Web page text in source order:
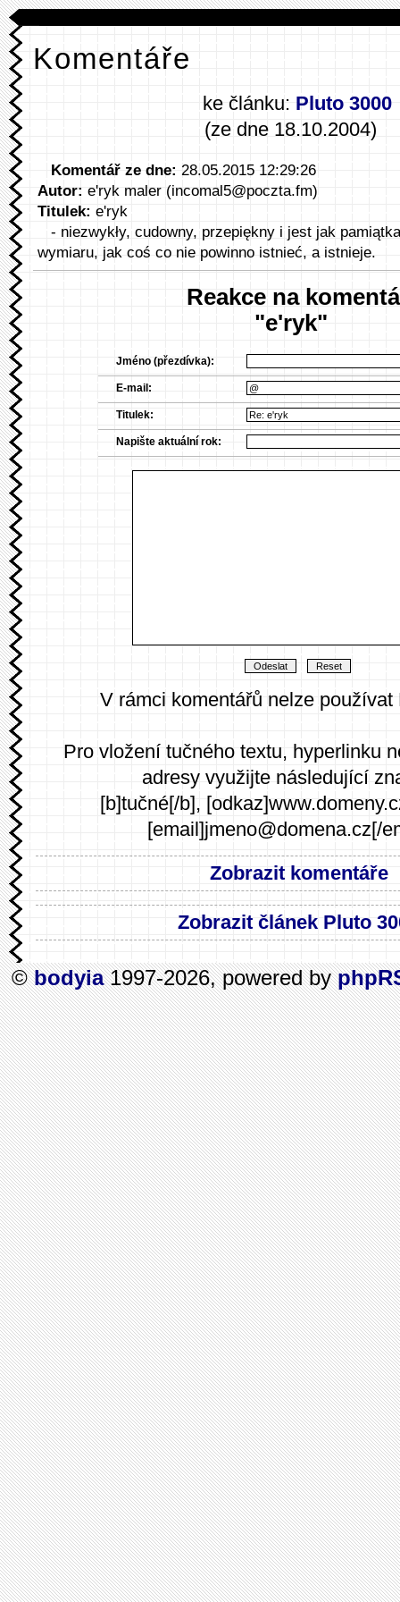
Komentáře
ke článku: Pluto 3000
(ze dne 18.10.2004)
Komentář ze dne: 28.05.2015 12:29:26
Autor: e'ryk maler (incomal5@poczta.fm)
Titulek: e'ryk
- niezwykły, cudowny, przepiękny i jest jak
wymiaru, jak coś co nie powinno istnieć, a istnieje.
Reakce na
"e'ryk"
Jméno (přezdívka):
E-mail:
Titulek:
Napište aktuální rok:
V rámci komentářů nelze používat
Pro vložení tučného textu, hyperlinku
adresy využijte následující
[b]tučné[/b],
[email]jmeno@domena.cz[/
Zobrazit komentáře
Zobrazit článek Pluto
©bodyia1997-2026, powered by